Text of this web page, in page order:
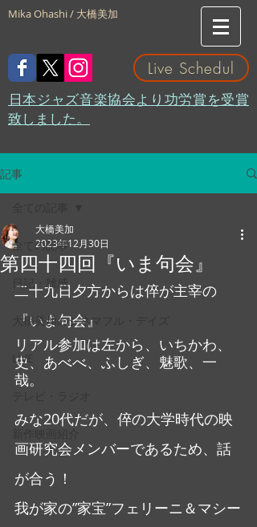
Mika Ohashi / 大橋美加
Live Schedul
​日本ジャズ音楽協会より功労賞を受賞
致しました。
記事
全ての記事
日記・雑感
大橋美加のシネマフル・デイズ
LIVE
第四十四回『いま句会』
大橋美加
2023年12月30日
二十九日夕方からは倅が主宰の
『いま句会』
リアル参加は左から、いちかわ、
史、あべべ、ふしぎ、魅歌、一
哉。
みな20代だが、倅の大学時代の映
画研究会メンバーであるため、話
が合う！
我が家の”家宝”フェリーニ＆マシー